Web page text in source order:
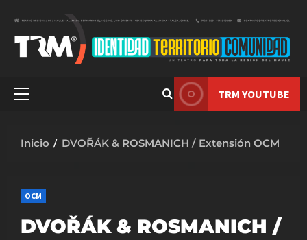
contenido
Menú
TRM YOUTUBE
Inicio DVOŘÁK & ROSMANICH / Extensión OCM
OCM
DVOŘÁK & ROSMANICH /